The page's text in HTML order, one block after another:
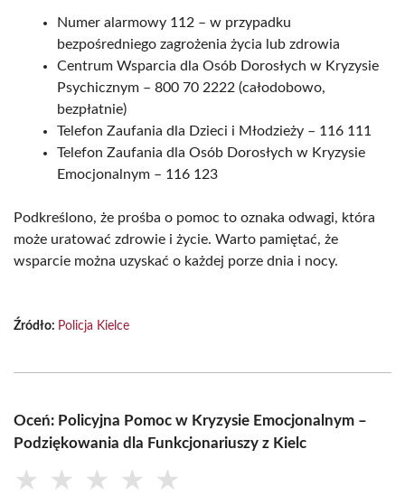
Numer alarmowy 112 – w przypadku
bezpośredniego zagrożenia życia lub zdrowia
Centrum Wsparcia dla Osób Dorosłych w Kryzysie
Psychicznym – 800 70 2222 (całodobowo,
bezpłatnie)
Telefon Zaufania dla Dzieci i Młodzieży – 116 111
Telefon Zaufania dla Osób Dorosłych w Kryzysie
Emocjonalnym – 116 123
Podkreślono, że prośba o pomoc to oznaka odwagi, która
może uratować zdrowie i życie. Warto pamiętać, że
wsparcie można uzyskać o każdej porze dnia i nocy.
Źródło: Policja Kielce
Oceń: Policyjna Pomoc w Kryzysie Emocjonalnym –
Podziękowania dla Funkcjonariuszy z Kielc
★ ★ ★ ★ ★